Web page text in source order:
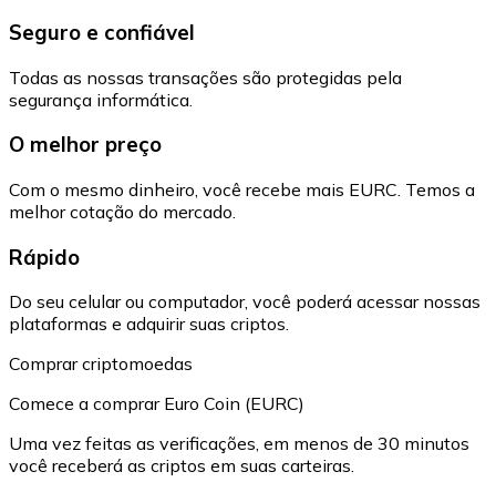
Seguro e confiável
Todas as nossas transações são protegidas pela
segurança informática.
O melhor preço
Com o mesmo dinheiro, você recebe mais EURC. Temos a
melhor cotação do mercado.
Rápido
Do seu celular ou computador, você poderá acessar nossas
plataformas e adquirir suas criptos.
Comprar criptomoedas
Comece a comprar Euro Coin (EURC)
Uma vez feitas as verificações, em menos de 30 minutos
você receberá as criptos em suas carteiras.